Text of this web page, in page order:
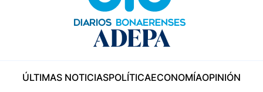
ÚLTIMAS NOTICIASPOLÍTICAECONOMÍAOPINIÓN